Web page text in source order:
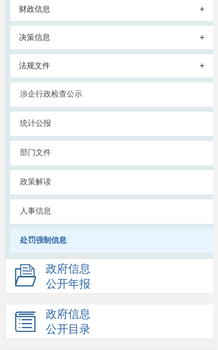
财政信息 +
决策信息 +
法规文件 +
涉企行政检查公示
统计公报
部门文件
政策解读
人事信息
处罚强制信息
政府信息
公开年报
政府信息
公开目录